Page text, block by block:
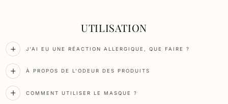
UTILISATION
J'AI EU UNE RÉACTION ALLERGIQUE, QUE FAIRE ?
À PROPOS DE L'ODEUR DES PRODUITS
COMMENT UTILISER LE MASQUE ?